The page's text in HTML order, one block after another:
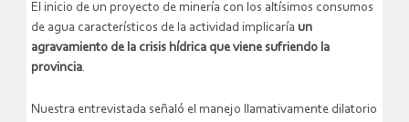
El inicio de un proyecto de minería con los altísimos consumos
de agua característicos de la actividad implicaría un
agravamiento de la crisis hídrica que viene sufriendo la
provincia.
Nuestra entrevistada señaló el manejo llamativamente dilatorio